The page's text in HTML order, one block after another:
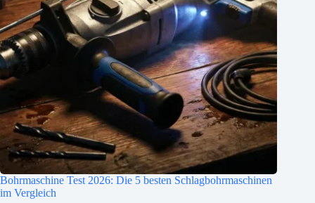
Bohrmaschine Test 2026: Die 5 besten Schlagbohrmaschinen
im Vergleich